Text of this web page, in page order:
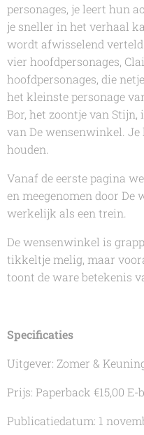
personages, je leert hun
je sneller in het verhaal
wordt afwisselend
vier hoofdpersonages,
hoofdpersonages, die
het kleinste personage
Bor, het zoontje van
van De wensenwinkel.
houden.
Vanaf de eerste pagina
en meegenomen door De
werkelijk als een trein.
De wensenwinkel is
tikkeltje melig, maar
toont de ware betekenis
Specificaties
Uitgever: Zomer &
Prijs: Paperback €15,00
Publicatiedatum: 1